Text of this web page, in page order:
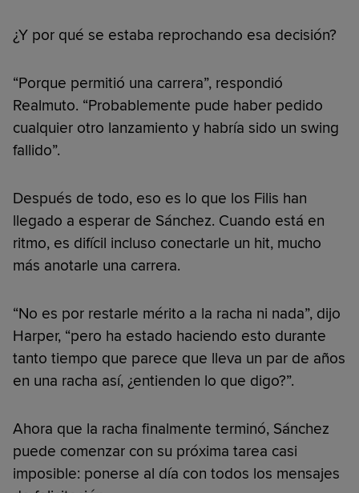
¿Y por qué se estaba reprochando esa decisión?
“Porque permitió una carrera”, respondió
Realmuto. “Probablemente pude haber pedido
cualquier otro lanzamiento y habría sido un swing
fallido”.
Después de todo, eso es lo que los Filis han
llegado a esperar de Sánchez. Cuando está en
ritmo, es difícil incluso conectarle un hit, mucho
más anotarle una carrera.
“No es por restarle mérito a la racha ni nada”, dijo
Harper, “pero ha estado haciendo esto durante
tanto tiempo que parece que lleva un par de años
en una racha así, ¿entienden lo que digo?”.
Ahora que la racha finalmente terminó, Sánchez
puede comenzar con su próxima tarea casi
imposible: ponerse al día con todos los mensajes